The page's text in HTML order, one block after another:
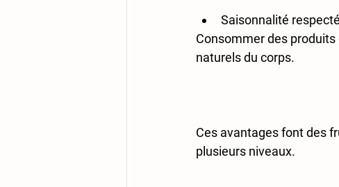
Saisonnalité
Consommer des
naturels du corps.
Ces avantages font des
plusieurs niveaux.